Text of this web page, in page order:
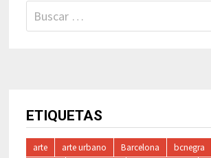
Buscar:
ETIQUETAS
arte arte urbano Barcelona bcnegra